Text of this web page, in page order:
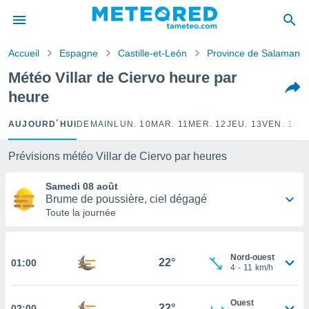
de
a
par
les
Accueil Espagne Castille-et-León Province de
Météo Villar de Ciervo heure par
heure
AUJOURD´HUI DEMAIN LUN. 10 MAR. 11 MER. 12 JEU. 13VEN. 14
Prévisions météo Villar de Ciervo par heures
Samedi 08 août
Brume de poussière, ciel dégagé
Toute la journée
01:00 22°
Nord-ouest
4 - 11 km/h
Ouest